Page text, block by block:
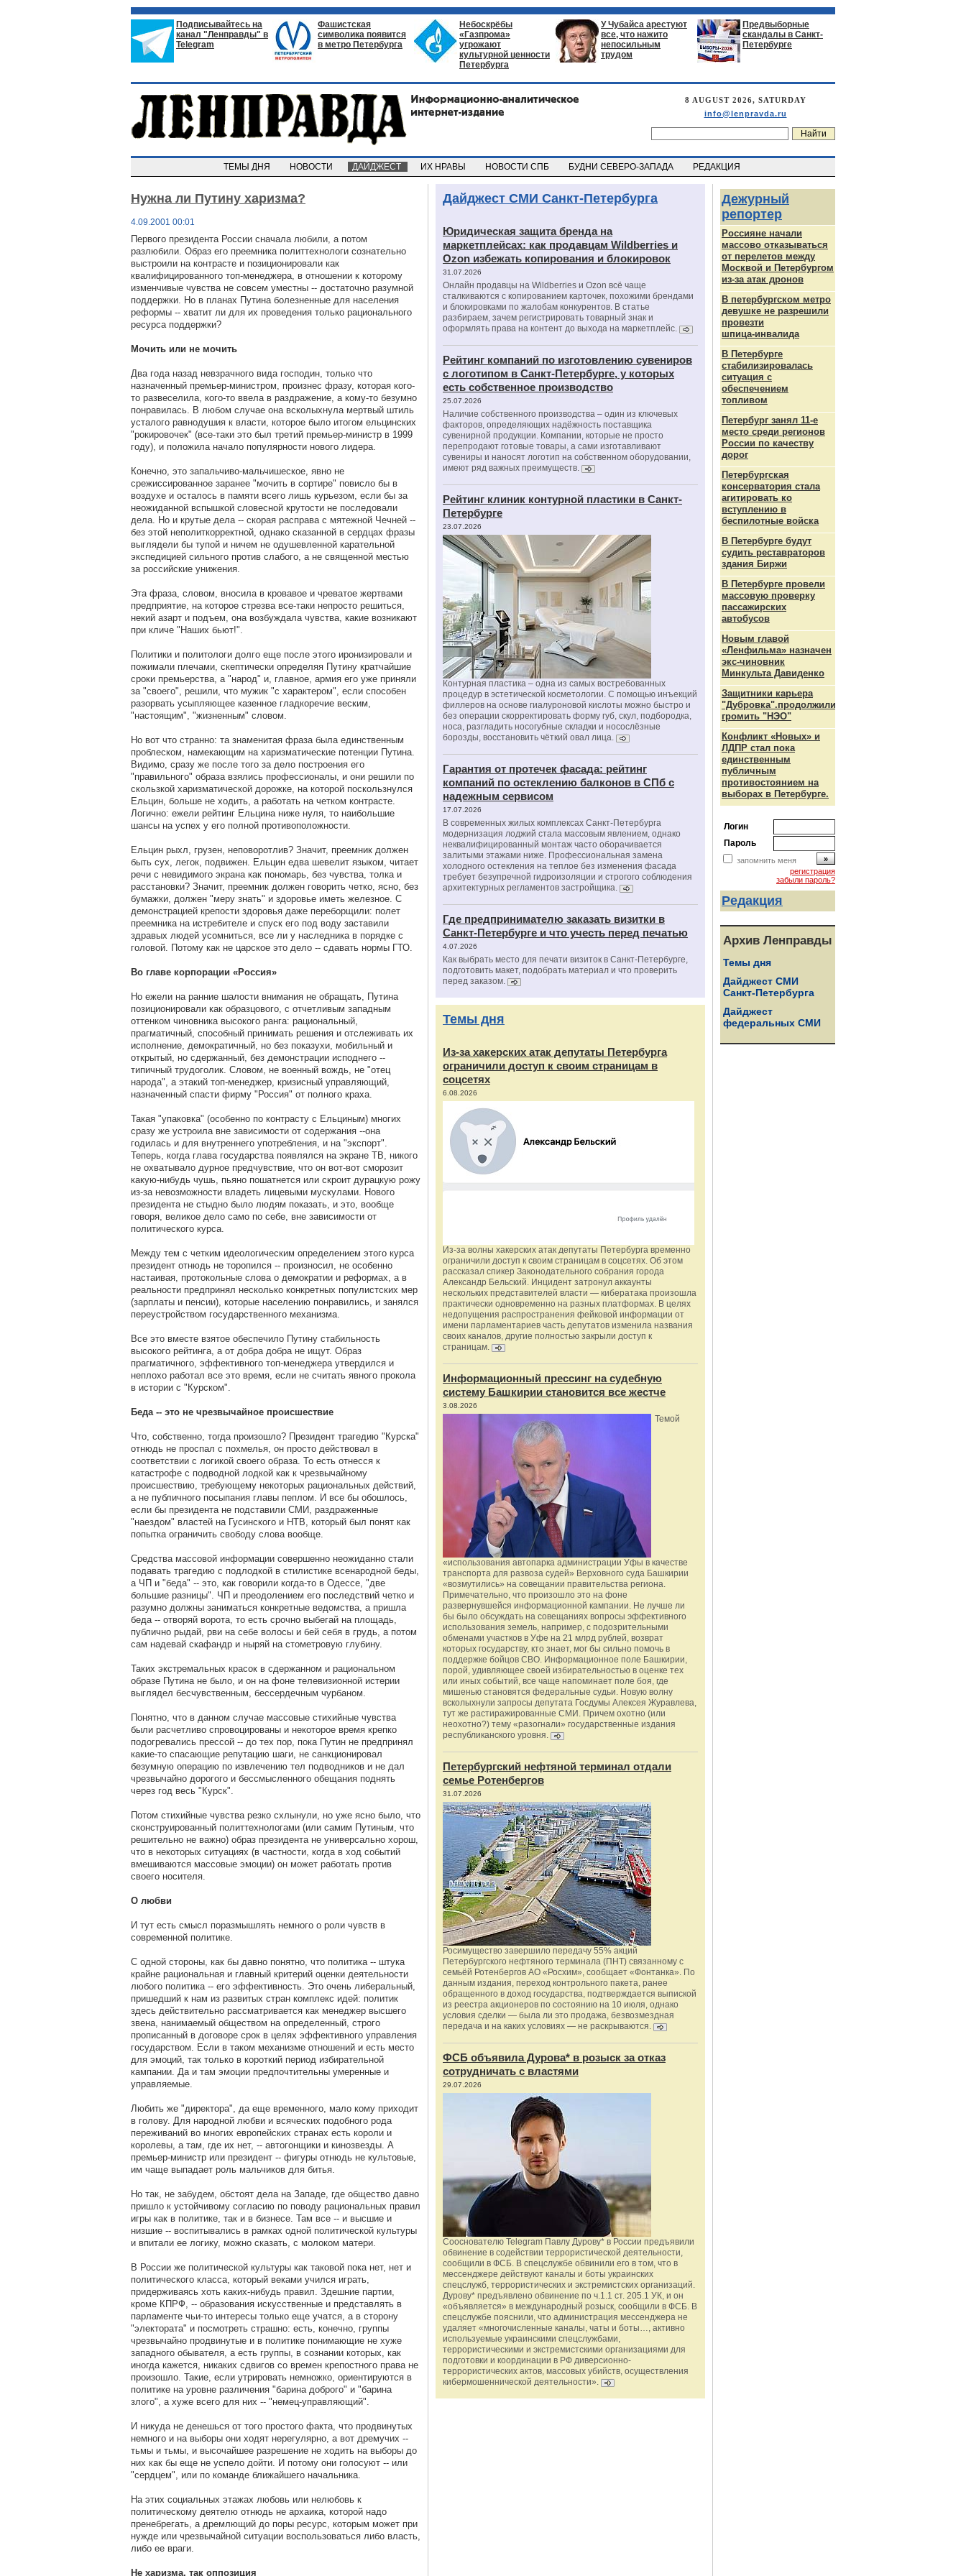
Подписывайтесь на
канал "Ленправды" в
Telegram
Фашистская
символика появится
в метро Петербурга
Небоскрёбы
«Газпрома»
угрожают
культурной ценности
Петербурга
У Чубайса арестуют
все, что нажито
непосильным
трудом
Предвыборные
скандалы в Санкт-
Петербурге
8 AUGUST 2026, SATURDAY
info@lenpravda.ru
ТЕМЫ ДНЯ НОВОСТИ ДАЙДЖЕСТ ИХ НРАВЫ НОВОСТИ СПБ БУДНИ СЕВЕРО-ЗАПАДА РЕДАКЦИЯ
Нужна ли Путину харизма?
4.09.2001 00:01
Первого президента России сначала любили, а потом
разлюбили. Образ его преемника политтехнологи сознательно
выстроили на контрасте и позиционировали как
квалифицированного топ-менеджера, в отношении к которому
изменчивые чувства не совсем уместны -- достаточно разумной
поддержки. Но в планах Путина болезненные для населения
реформы -- хватит ли для их проведения только рационального
ресурса поддержки?
Мочить или не мочить
Два года назад невзрачного вида господин, только что
назначенный премьер-министром, произнес фразу, которая кого-
то развеселила, кого-то ввела в раздражение, а кому-то безумно
понравилась. В любом случае она всколыхнула мертвый штиль
усталого равнодушия к власти, которое было итогом ельцинских
"рокировочек" (все-таки это был третий премьер-министр в 1999
году), и положила начало популярности нового лидера.
Конечно, это запальчиво-мальчишеское, явно не
срежиссированное заранее "мочить в сортире" повисло бы в
воздухе и осталось в памяти всего лишь курьезом, если бы за
неожиданной вспышкой словесной крутости не последовали
дела. Но и крутые дела -- скорая расправа с мятежной Чечней --
без этой неполиткорректной, однако сказанной в сердцах фразы
выглядели бы тупой и ничем не одушевленной карательной
экспедицией сильного против слабого, а не священной местью
за российские унижения.
Эта фраза, словом, вносила в кровавое и чреватое жертвами
предприятие, на которое стрезва все-таки непросто решиться,
некий азарт и подъем, она возбуждала чувства, какие возникают
при кличе "Наших бьют!".
Политики и политологи долго еще после этого иронизировали и
пожимали плечами, скептически определяя Путину кратчайшие
сроки премьерства, а "народ" и, главное, армия его уже приняли
за "своего", решили, что мужик "с характером", если способен
разорвать усыпляющее казенное гладкоречие веским,
"настоящим", "жизненным" словом.
Но вот что странно: та знаменитая фраза была единственным
проблеском, намекающим на харизматические потенции Путина.
Видимо, сразу же после того за дело построения его
"правильного" образа взялись профессионалы, и они решили по
скользкой харизматической дорожке, на которой поскользнулся
Ельцин, больше не ходить, а работать на четком контрасте.
Логично: ежели рейтинг Ельцина ниже нуля, то наибольшие
шансы на успех у его полной противоположности.
Ельцин рыхл, грузен, неповоротлив? Значит, преемник должен
быть сух, легок, подвижен. Ельцин едва шевелит языком, читает
речи с невидимого экрана как пономарь, без чувства, толка и
расстановки? Значит, преемник должен говорить четко, ясно, без
бумажки, должен "меру знать" и здоровье иметь железное. С
демонстрацией крепости здоровья даже переборщили: полет
преемника на истребителе и спуск его под воду заставили
здравых людей усомниться, все ли у наследника в порядке с
головой. Потому как не царское это дело -- сдавать нормы ГТО.
Во главе корпорации «Россия»
Но ежели на ранние шалости внимания не обращать, Путина
позиционировали как образцового, с отчетливым западным
оттенком чиновника высокого ранга: рациональный,
прагматичный, способный принимать решения и отслеживать их
исполнение, демократичный, но без показухи, мобильный и
открытый, но сдержанный, без демонстрации исподнего --
типичный трудоголик. Словом, не военный вождь, не "отец
народа", а этакий топ-менеджер, кризисный управляющий,
назначенный спасти фирму "Россия" от полного краха.
Такая "упаковка" (особенно по контрасту с Ельциным) многих
сразу же устроила вне зависимости от содержания --она
годилась и для внутреннего употребления, и на "экспорт".
Теперь, когда глава государства появлялся на экране ТВ, никого
не охватывало дурное предчувствие, что он вот-вот сморозит
какую-нибудь чушь, пьяно пошатнется или скроит дурацкую рожу
из-за невозможности владеть лицевыми мускулами. Нового
президента не стыдно было людям показать, и это, вообще
говоря, великое дело само по себе, вне зависимости от
политического курса.
Между тем с четким идеологическим определением этого курса
президент отнюдь не торопился -- произносил, не особенно
настаивая, протокольные слова о демократии и реформах, а в
реальности предпринял несколько конкретных популистских мер
(зарплаты и пенсии), которые населению понравились, и занялся
переустройством государственного механизма.
Все это вместе взятое обеспечило Путину стабильность
высокого рейтинга, а от добра добра не ищут. Образ
прагматичного, эффективного топ-менеджера утвердился и
неплохо работал все это время, если не считать явного прокола
в истории с "Курском".
Беда -- это не чрезвычайное происшествие
Что, собственно, тогда произошло? Президент трагедию "Курска"
отнюдь не проспал с похмелья, он просто действовал в
соответствии с логикой своего образа. То есть отнесся к
катастрофе с подводной лодкой как к чрезвычайному
происшествию, требующему некоторых рациональных действий,
а не публичного посыпания главы пеплом. И все бы обошлось,
если бы президента не подставили СМИ, раздраженные
"наездом" властей на Гусинского и НТВ, который был понят как
попытка ограничить свободу слова вообще.
Средства массовой информации совершенно неожиданно стали
подавать трагедию с подлодкой в стилистике всенародной беды,
а ЧП и "беда" -- это, как говорили когда-то в Одессе, "две
большие разницы". ЧП и преодолением его последствий четко и
разумно должны заниматься конкретные ведомства, а пришла
беда -- отворяй ворота, то есть срочно выбегай на площадь,
публично рыдай, рви на себе волосы и бей себя в грудь, а потом
сам надевай скафандр и ныряй на стометровую глубину.
Таких экстремальных красок в сдержанном и рациональном
образе Путина не было, и он на фоне телевизионной истерии
выглядел бесчувственным, бессердечным чурбаном.
Понятно, что в данном случае массовые стихийные чувства
были расчетливо спровоцированы и некоторое время крепко
подогревались прессой -- до тех пор, пока Путин не предпринял
какие-то спасающие репутацию шаги, не санкционировал
безумную операцию по извлечению тел подводников и не дал
чрезвычайно дорогого и бессмысленного обещания поднять
через год весь "Курск".
Потом стихийные чувства резко схлынули, но уже ясно было, что
сконструированный политтехнологами (или самим Путиным, что
решительно не важно) образ президента не универсально хорош,
что в некоторых ситуациях (в частности, когда в ход событий
вмешиваются массовые эмоции) он может работать против
своего носителя.
О любви
И тут есть смысл поразмышлять немного о роли чувств в
современной политике.
С одной стороны, как бы давно понятно, что политика -- штука
крайне рациональная и главный критерий оценки деятельности
любого политика -- его эффективность. Это очень либеральный,
пришедший к нам из развитых стран комплекс идей: политик
здесь действительно рассматривается как менеджер высшего
звена, нанимаемый обществом на определенный, строго
прописанный в договоре срок в целях эффективного управления
государством. Если в таком механизме отношений и есть место
для эмоций, так только в короткий период избирательной
кампании. Да и там эмоции предпочтительны умеренные и
управляемые.
Любить же "директора", да еще временного, мало кому приходит
в голову. Для народной любви и всяческих подобного рода
переживаний во многих европейских странах есть короли и
королевы, а там, где их нет, -- автогонщики и кинозвезды. А
премьер-министр или президент -- фигуры отнюдь не культовые,
им чаще выпадает роль мальчиков для битья.
Но так, не забудем, обстоят дела на Западе, где общество давно
пришло к устойчивому согласию по поводу рациональных правил
игры как в политике, так и в бизнесе. Там все -- и высшие и
низшие -- воспитывались в рамках одной политической культуры
и впитали ее логику, можно сказать, с молоком матери.
В России же политической культуры как таковой пока нет, нет и
политического класса, который веками учился играть,
придерживаясь хоть каких-нибудь правил. Здешние партии,
кроме КПРФ, -- образования искусственные и представлять в
парламенте чьи-то интересы только еще учатся, а в сторону
"электората" и посмотреть страшно: есть, конечно, группы
чрезвычайно продвинутые и в политике понимающие не хуже
западного обывателя, а есть группы, в сознании которых, как
иногда кажется, никаких сдвигов со времен крепостного права не
произошло. Такие, если утрировать немножко, ориентируются в
политике на уровне различения "барина доброго" и "барина
злого", а хуже всего для них -- "немец-управляющий".
И никуда не денешься от того простого факта, что продвинутых
немного и на выборы они ходят нерегулярно, а вот дремучих --
тьмы и тьмы, и высочайшее разрешение не ходить на выборы до
них как бы еще не успело дойти. И потому они голосуют -- или
"сердцем", или по команде ближайшего начальника.
На этих социальных этажах любовь или нелюбовь к
политическому деятелю отнюдь не архаика, которой надо
пренебрегать, а дремлющий до поры ресурс, которым может при
нужде или чрезвычайной ситуации воспользоваться либо власть,
либо ее враги.
Не харизма, так оппозиция
Дайджест СМИ Санкт-Петербурга
Юридическая защита бренда на
маркетплейсах: как продавцам Wildberries и
Ozon избежать копирования и блокировок
31.07.2026
Онлайн продавцы на Wildberries и Ozon всё чаще
сталкиваются с копированием карточек, похожими брендами
и блокировками по жалобам конкурентов. В статье
разбираем, зачем регистрировать товарный знак и
оформлять права на контент до выхода на маркетплейс.
Рейтинг компаний по изготовлению сувениров
с логотипом в Санкт-Петербурге, у которых
есть собственное производство
25.07.2026
Наличие собственного производства – один из ключевых
факторов, определяющих надёжность поставщика
сувенирной продукции. Компании, которые не просто
перепродают готовые товары, а сами изготавливают
сувениры и наносят логотип на собственном оборудовании,
имеют ряд важных преимуществ.
Рейтинг клиник контурной пластики в Санкт-
Петербурге
23.07.2026
Контурная пластика – одна из самых востребованных
процедур в эстетической косметологии. С помощью инъекций
филлеров на основе гиалуроновой кислоты можно быстро и
без операции скорректировать форму губ, скул, подбородка,
носа, разгладить носогубные складки и носослёзные
борозды, восстановить чёткий овал лица.
Гарантия от протечек фасада: рейтинг
компаний по остеклению балконов в СПб с
надежным сервисом
17.07.2026
В современных жилых комплексах Санкт-Петербурга
модернизация лоджий стала массовым явлением, однако
неквалифицированный монтаж часто оборачивается
залитыми этажами ниже. Профессиональная замена
холодного остекления на теплое без изменения фасада
требует безупречной гидроизоляции и строгого соблюдения
архитектурных регламентов застройщика.
Где предпринимателю заказать визитки в
Санкт-Петербурге и что учесть перед печатью
4.07.2026
Как выбрать место для печати визиток в Санкт-Петербурге,
подготовить макет, подобрать материал и что проверить
перед заказом.
Темы дня
Из‑за хакерских атак депутаты Петербурга
ограничили доступ к своим страницам в
соцсетях
6.08.2026
Из‑за волны хакерских атак депутаты Петербурга временно
ограничили доступ к своим страницам в соцсетях. Об этом
рассказал спикер Законодательного собрания города
Александр Бельский. Инцидент затронул аккаунты
нескольких представителей власти — кибератака произошла
практически одновременно на разных платформах. В целях
недопущения распространения фейковой информации от
имени парламентариев часть депутатов изменила названия
своих каналов, другие полностью закрыли доступ к
страницам.
Информационный прессинг на судебную
систему Башкирии становится все жестче
3.08.2026
Темой
«использования автопарка администрации Уфы в качестве
транспорта для развоза судей» Верховного суда Башкирии
«возмутились» на совещании правительства региона.
Примечательно, что произошло это на фоне
развернувшейся информационной кампании. Не лучше ли
бы было обсуждать на совещаниях вопросы эффективного
использования земель, например, с подозрительными
обменами участков в Уфе на 21 млрд рублей, возврат
которых государству, кто знает, мог бы сильно помочь в
поддержке бойцов СВО. Информационное поле Башкирии,
порой, удивляющее своей избирательностью в оценке тех
или иных событий, все чаще напоминает поле боя, где
мишенью становятся федеральные судьи. Новую волну
всколыхнули запросы депутата Госдумы Алексея Журавлева,
тут же растиражированные СМИ. Причем охотно (или
неохотно?) тему «разогнали» государственные издания
республиканского уровня.
Петербургский нефтяной терминал отдали
семье Ротенбергов
31.07.2026
Росимущество завершило передачу 55% акций
Петербургского нефтяного терминала (ПНТ) связанному с
семьёй Ротенбергов АО «Росхим», сообщает «Фонтанка». По
данным издания, переход контрольного пакета, ранее
обращенного в доход государства, подтверждается выпиской
из реестра акционеров по состоянию на 10 июля, однако
условия сделки — была ли это продажа, безвозмездная
передача и на каких условиях — не раскрываются.
ФСБ объявила Дурова* в розыск за отказ
сотрудничать с властями
29.07.2026
Сооснователю Telegram Павлу Дурову* в России предъявили
обвинение в содействии террористической деятельности,
сообщили в ФСБ. В спецслужбе обвинили его в том, что в
мессенджере действуют каналы и боты украинских
спецслужб, террористических и экстремистских организаций.
Дурову* предъявлено обвинение по ч.1.1 ст. 205.1 УК, и он
«объявляется» в международный розыск, сообщили в ФСБ. В
спецслужбе пояснили, что администрация мессенджера не
удаляет «многочисленные каналы, чаты и боты…, активно
используемые украинскими спецслужбами,
террористическими и экстремистскими организациями для
подготовки и координации в РФ диверсионно-
террористических актов, массовых убийств, осуществления
кибермошеннической деятельности».
Дежурный
репортер
Россияне начали
массово отказываться
от перелетов между
Москвой и Петербургом
из-за атак дронов
В петербургском метро
девушке не разрешили
провезти
шпица‑инвалида
В Петербурге
стабилизировалась
ситуация с
обеспечением
топливом
Петербург занял 11-е
место среди регионов
России по качеству
дорог
Петербургская
консерватория стала
агитировать ко
вступлению в
беспилотные войска
В Петербурге будут
судить реставраторов
здания Биржи
В Петербурге провели
массовую проверку
пассажирских
автобусов
Новым главой
«Ленфильма» назначен
экс-чиновник
Минкульта Давиденко
Защитники карьера
"Дубровка".продолжили
громить "НЭО"
Конфликт «Новых» и
ЛДПР стал пока
единственным
публичным
противостоянием на
выборах в Петербурге.
Логин
Пароль
запомнить меня
регистрация
забыли пароль?
Редакция
Архив Ленправды
Темы дня
Дайджест СМИ
Санкт-Петербурга
Дайджест
федеральных СМИ